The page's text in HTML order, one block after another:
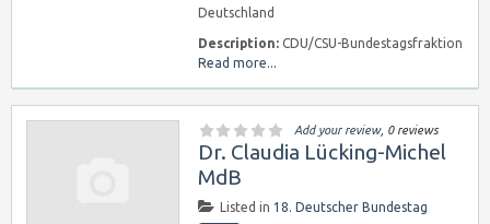
Deutschland
Description: CDU/CSU-Bundestagsfraktion
Read more...
Add your review, 0 reviews
Dr. Claudia Lücking-Michel
MdB
Listed in 18. Deutscher Bundestag